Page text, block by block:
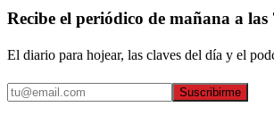
Recibe el periódico de mañana a las
El diario para hojear, las claves del día y el
Suscribirme